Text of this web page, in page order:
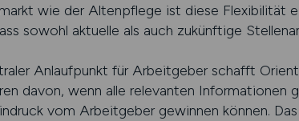
wie der Altenpflege ist diese Flexibilität
sowohl aktuelle als auch zukünftige
Anlaufpunkt für Arbeitgeber schafft
davon, wenn alle relevanten
vom Arbeitgeber gewinnen können.